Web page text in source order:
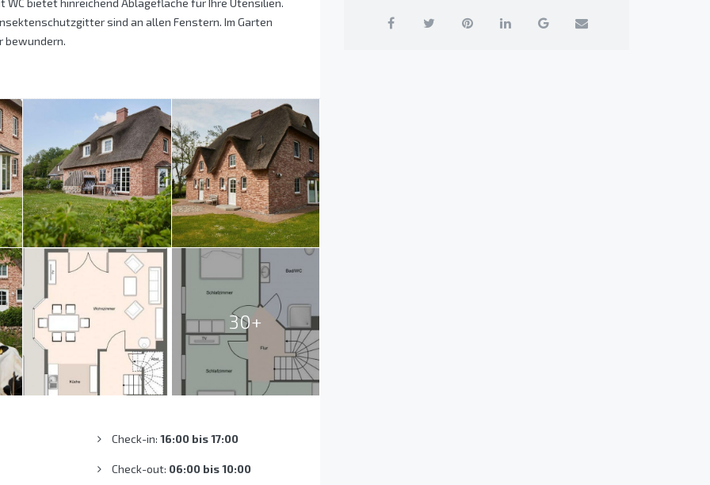
WC bietet hinreichend Ablagefläche für Ihre Utensilien.
sind an allen Fenstern. Im Garten
bewundern.
30+
Check-in:16:00 bis 17:00
Check-out: 06:00 bis 10:00